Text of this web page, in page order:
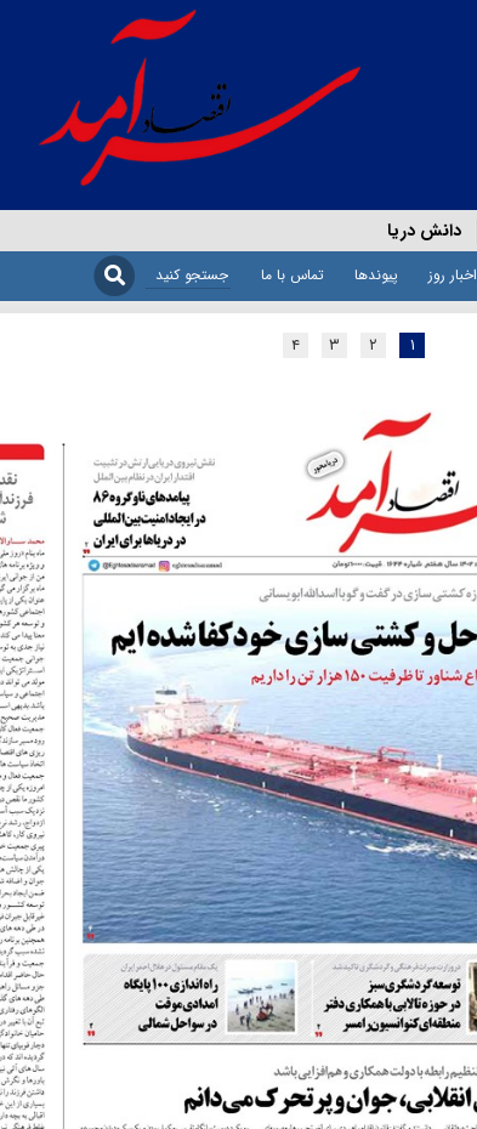
دانش دریا
اخبار روز پیوندها تماس با ما
۱ ۲ ۳ ۴